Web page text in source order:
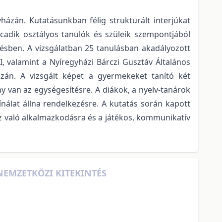
Kutatásunkban félig strukturált interjúkat
osztályos tanulók és szüleik szempontjából
A vizsgálatban 25 tanulásban akadályozott
a Nyíregyházi Bárczi Gusztáv Általános
A vizsgált képet a gyermekeket tanító két
az egységesítésre. A diákok, a nyelv-tanárok
állna rendelkezésre. A kutatás során kapott
alkalmazkodásra és a játékos, kommunikatív
KITEKINTÉS